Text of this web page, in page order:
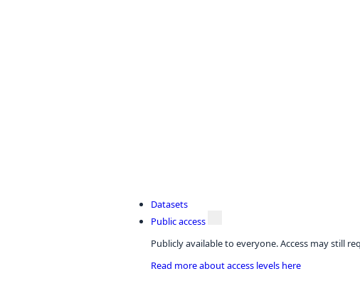
Datasets
Public access
Publicly available to everyone. Access may still
Read more about access levels here